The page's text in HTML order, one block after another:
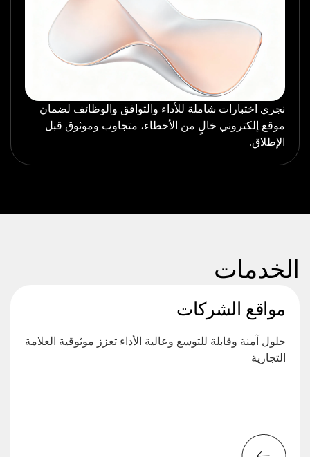
نجري اختبارات شاملة للأداء والتوافق والوظائف لضمان
موقع إلكتروني خالٍ من الأخطاء، متجاوب وموثوق قبل
الإطلاق.
الخدمات
مواقع الشركات
حلول آمنة وقابلة للتوسع وعالية الأداء تعزز موثوقية العلامة
التجارية